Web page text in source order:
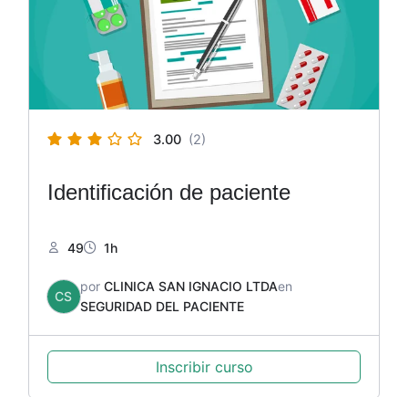
3.00 (2)
Identificación de paciente
49 1h
CS
por CLINICA SAN IGNACIO LTDAen
SEGURIDAD DEL PACIENTE
Inscribir curso